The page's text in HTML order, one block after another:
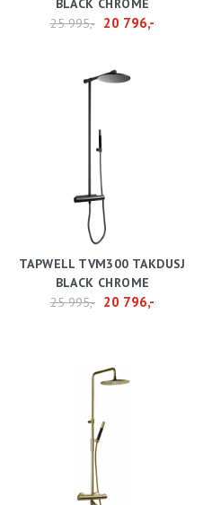
BLACK CHROME
25 995,- 20 796,-
TAPWELL TVM300 TAKDUSJ
BLACK CHROME
25 995,- 20 796,-